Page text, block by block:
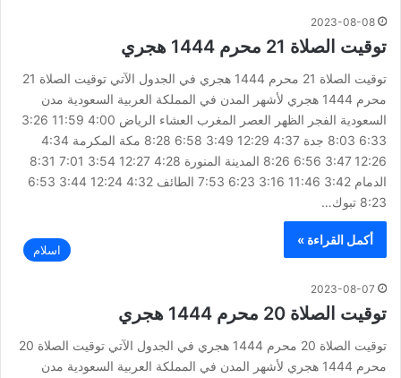
2023-08-08
توقيت الصلاة 21 محرم 1444 هجري
توقيت الصلاة 21 محرم 1444 هجري في الجدول الآتي توقيت الصلاة 21
محرم 1444 هجري لأشهر المدن في المملكة العربية السعودية مدن
السعودية الفجر الظهر العصر المغرب العشاء الرياض 4:00 11:59 3:26
6:33 8:03 جدة 4:37 12:29 3:49 6:58 8:28 مكة المكرمة 4:34
12:26 3:47 6:56 8:26 المدينة المنورة 4:28 12:27 3:54 7:01 8:31
الدمام 3:42 11:46 3:16 6:23 7:53 الطائف 4:32 12:24 3:44 6:53
8:23 تبوك…
أكمل القراءة »
اسلام
2023-08-07
توقيت الصلاة 20 محرم 1444 هجري
توقيت الصلاة 20 محرم 1444 هجري في الجدول الآتي توقيت الصلاة 20
محرم 1444 هجري لأشهر المدن في المملكة العربية السعودية مدن